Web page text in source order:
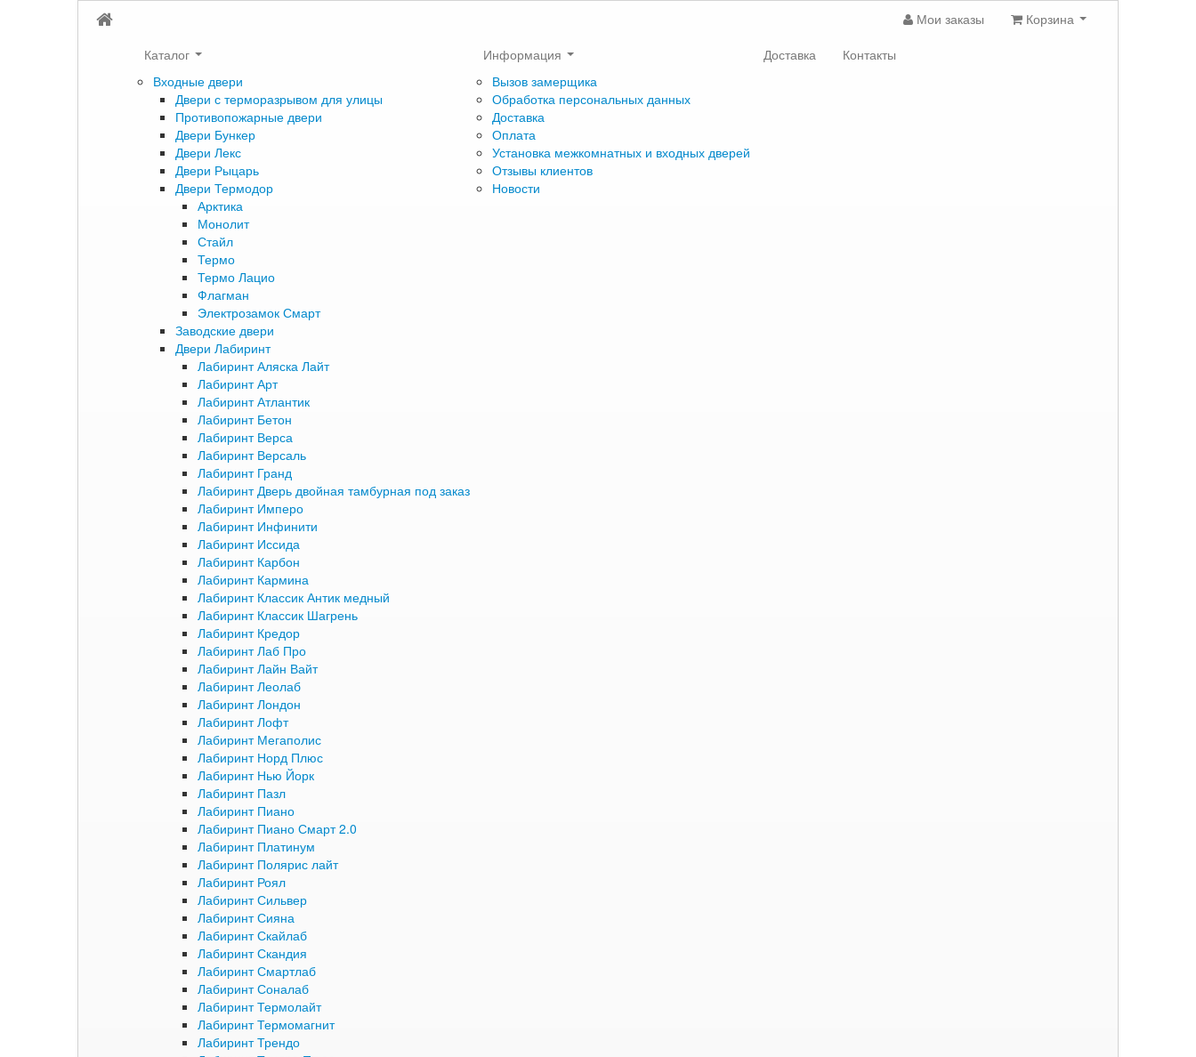
Мои заказы
Корзина
Каталог
Входные двери
Двери с терморазрывом для улицы
Противопожарные двери
Двери Бункер
Двери Лекс
Двери Рыцарь
Двери Термодор
Арктика
Монолит
Стайл
Термо
Термо Лацио
Флагман
Электрозамок Смарт
Заводские двери
Двери Лабиринт
Лабиринт Аляска Лайт
Лабиринт Арт
Лабиринт Атлантик
Лабиринт Бетон
Лабиринт Верса
Лабиринт Версаль
Лабиринт Гранд
Лабиринт Дверь двойная тамбурная под заказ
Лабиринт Имперо
Лабиринт Инфинити
Лабиринт Иссида
Лабиринт Карбон
Лабиринт Кармина
Лабиринт Классик Антик медный
Лабиринт Классик Шагрень
Лабиринт Кредор
Лабиринт Лаб Про
Лабиринт Лайн Вайт
Лабиринт Леолаб
Лабиринт Лондон
Лабиринт Лофт
Лабиринт Мегаполис
Лабиринт Норд Плюс
Лабиринт Нью Йорк
Лабиринт Пазл
Лабиринт Пиано
Лабиринт Пиано Смарт 2.0
Лабиринт Платинум
Лабиринт Полярис лайт
Лабиринт Роял
Лабиринт Сильвер
Лабиринт Сияна
Лабиринт Скайлаб
Лабиринт Скандия
Лабиринт Смартлаб
Лабиринт Соналаб
Лабиринт Термолайт
Лабиринт Термомагнит
Лабиринт Трендо
Информация
Вызов замерщика
Обработка персональных данных
Доставка
Оплата
Установка межкомнатных и входных дверей
Отзывы клиентов
Новости
Доставка Контакты